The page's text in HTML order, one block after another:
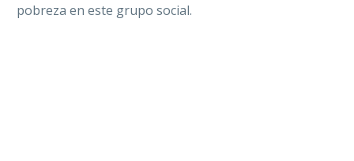
pobreza en este grupo social.